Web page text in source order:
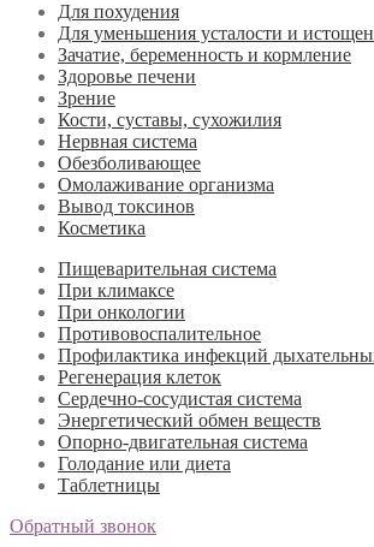
Для похудения
Для уменьшения усталости и
Зачатие, беременность и кормление
Здоровье печени
Зрение
Кости, суставы, сухожилия
Нервная система
Обезболивающее
Омолаживание организма
Вывод токсинов
Косметика
Пищеварительная система
При климаксе
При онкологии
Противовоспалительное
Профилактика инфекций
Регенерация клеток
Сердечно-сосудистая система
Энергетический обмен веществ
Опорно-двигательная система
Голодание или диета
Таблетницы
Обратный звонок